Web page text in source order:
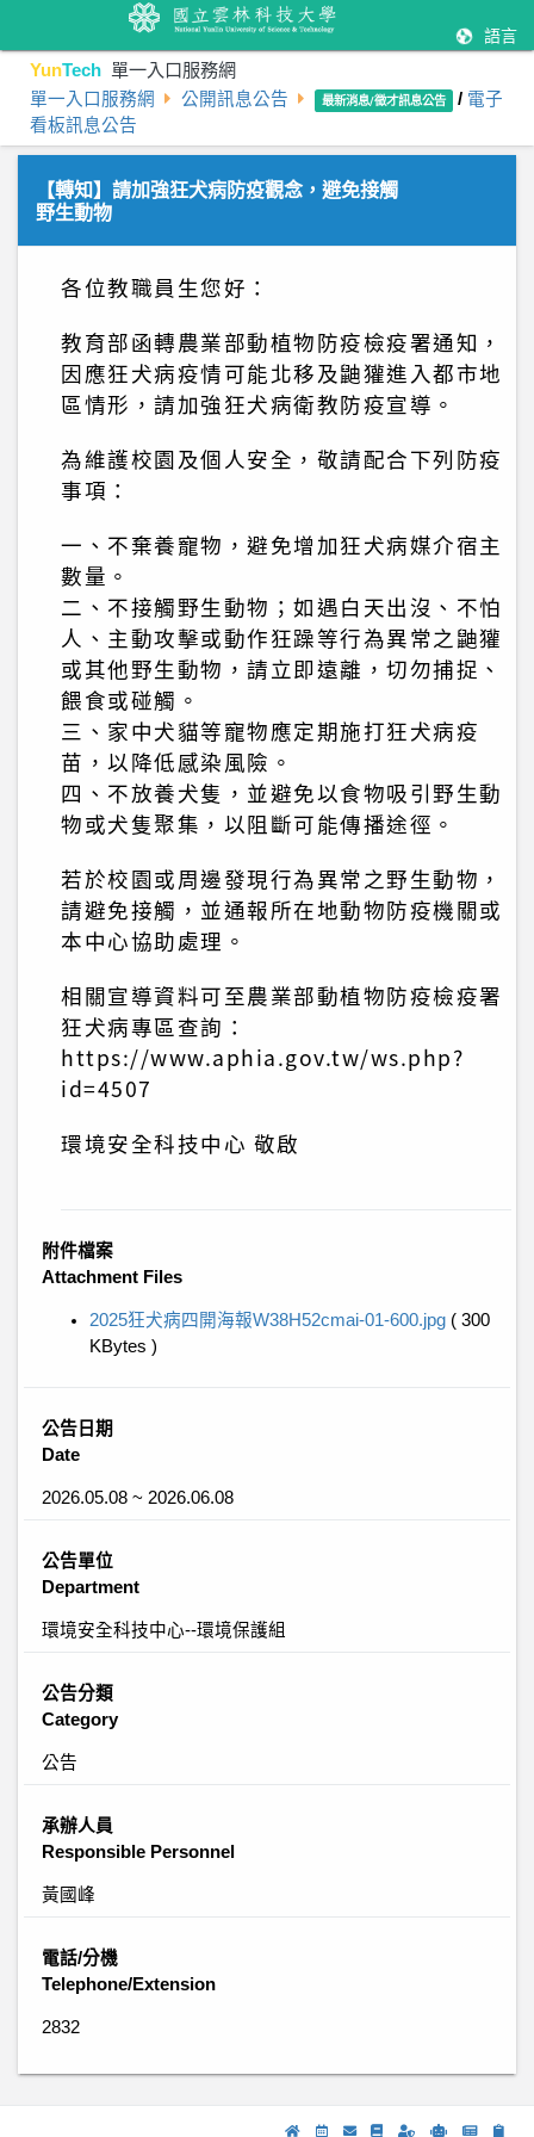
語言
YunTech 單一入口服務網
單一入口服務網 公開訊息公告 最新消息/徵才訊息公告 / 電子
看板訊息公告
【轉知】請加強狂犬病防疫觀念，避免接觸
野生動物
各位教職員生您好：
教育部函轉農業部動植物防疫檢疫署通知，
因應狂犬病疫情可能北移及鼬獾進入都市地
區情形，請加強狂犬病衛教防疫宣導。
為維護校園及個人安全，敬請配合下列防疫
事項：
一、不棄養寵物，避免增加狂犬病媒介宿主
數量。
二、不接觸野生動物；如遇白天出沒、不怕
人、主動攻擊或動作狂躁等行為異常之鼬獾
或其他野生動物，請立即遠離，切勿捕捉、
餵食或碰觸。
三、家中犬貓等寵物應定期施打狂犬病疫
苗，以降低感染風險。
四、不放養犬隻，並避免以食物吸引野生動
物或犬隻聚集，以阻斷可能傳播途徑。
若於校園或周邊發現行為異常之野生動物，
請避免接觸，並通報所在地動物防疫機關或
本中心協助處理。
相關宣導資料可至農業部動植物防疫檢疫署
狂犬病專區查詢：
https://www.aphia.gov.tw/ws.php?
id=4507
環境安全科技中心 敬啟
附件檔案
Attachment Files
2025狂犬病四開海報W38H52cmai-01-600.jpg ( 300
KBytes )
公告日期
Date
2026.05.08 ~ 2026.06.08
公告單位
Department
環境安全科技中心--環境保護組
公告分類
Category
公告
承辦人員
Responsible Personnel
黃國峰
電話/分機
Telephone/Extension
2832